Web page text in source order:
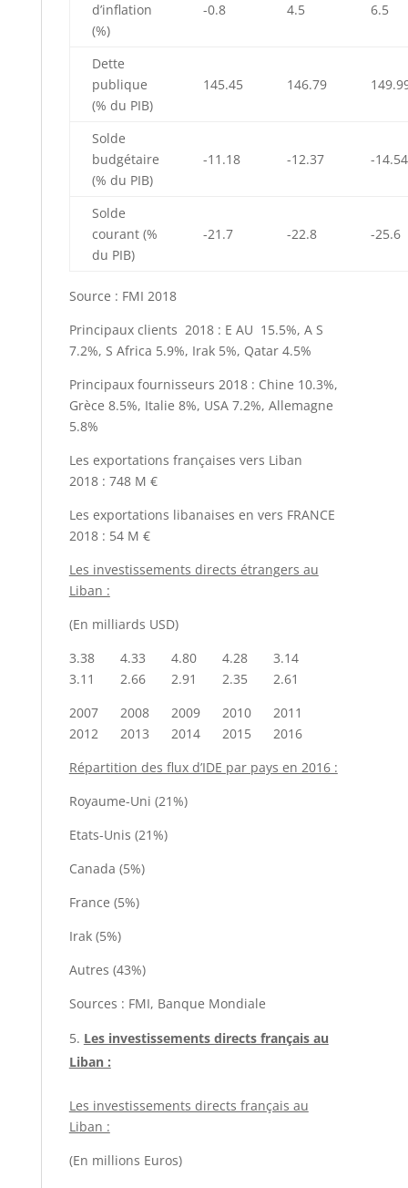
d’inflation
(%)
-0.8 4.5 6.5
Dette
publique
(% du PIB)
145.45 146.79
Solde
budgétaire
(% du PIB)
-11.18 -12.37 -14.54
Solde
courant (%
du PIB)
-21.7 -22.8 -25.6
Source : FMI 2018
Principaux clients 2018 : E AU 15.5%, A S
7.2%, S Africa 5.9%, Irak 5%, Qatar 4.5%
Principaux fournisseurs 2018 : Chine 10.3%,
Grèce 8.5%, Italie 8%, USA 7.2%, Allemagne
5.8%
Les exportations françaises vers Liban
2018 : 748 M €
Les exportations libanaises en vers FRANCE
2018 : 54 M €
Les investissements directs étrangers au
Liban :
(En milliards USD)
3.38 4.33 4.80 4.28 3.14
3.11 2.66 2.91 2.35 2.61
2007 2008 2009 2010 2011
2012 2013 2014 2015 2016
Répartition des flux d’IDE par pays en 2016 :
Royaume-Uni (21%)
Etats-Unis (21%)
Canada (5%)
France (5%)
Irak (5%)
Autres (43%)
Sources : FMI, Banque Mondiale
Les investissements directs français au
Liban :
Les investissements directs français au
Liban :
(En millions Euros)